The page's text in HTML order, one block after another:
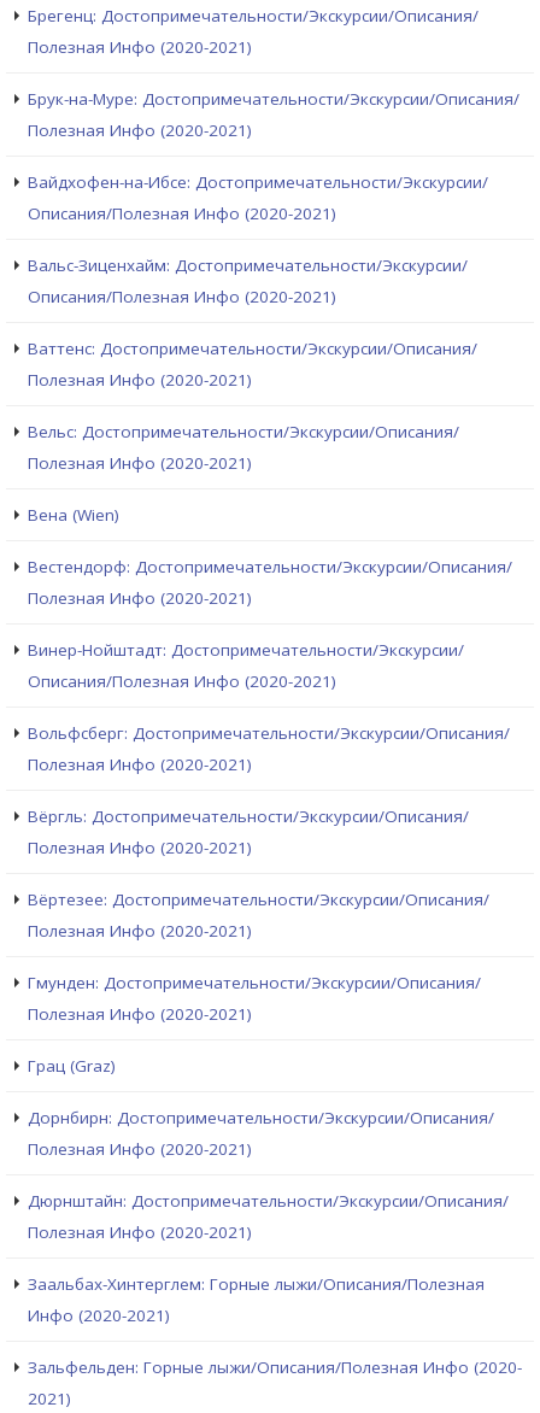
Брегенц: Достопримечательности/Экскурсии/Описания/
Полезная Инфо (2020-2021)
Брук-на-Муре: Достопримечательности/Экскурсии/Описания/
Полезная Инфо (2020-2021)
Вайдхофен-на-Ибсе: Достопримечательности/Экскурсии/
Описания/Полезная Инфо (2020-2021)
Вальс-Зиценхайм: Достопримечательности/Экскурсии/
Описания/Полезная Инфо (2020-2021)
Ваттенс: Достопримечательности/Экскурсии/Описания/
Полезная Инфо (2020-2021)
Вельс: Достопримечательности/Экскурсии/Описания/
Полезная Инфо (2020-2021)
Вена (Wien)
Вестендорф: Достопримечательности/Экскурсии/Описания/
Полезная Инфо (2020-2021)
Винер-Нойштадт: Достопримечательности/Экскурсии/
Описания/Полезная Инфо (2020-2021)
Вольфсберг: Достопримечательности/Экскурсии/Описания/
Полезная Инфо (2020-2021)
Вёргль: Достопримечательности/Экскурсии/Описания/
Полезная Инфо (2020-2021)
Вёртезее: Достопримечательности/Экскурсии/Описания/
Полезная Инфо (2020-2021)
Гмунден: Достопримечательности/Экскурсии/Описания/
Полезная Инфо (2020-2021)
Грац (Graz)
Дорнбирн: Достопримечательности/Экскурсии/Описания/
Полезная Инфо (2020-2021)
Дюрнштайн: Достопримечательности/Экскурсии/Описания/
Полезная Инфо (2020-2021)
Заальбах-Хинтерглем: Горные лыжи/Описания/Полезная
Инфо (2020-2021)
Зальфельден: Горные лыжи/Описания/Полезная Инфо (2020-
2021)